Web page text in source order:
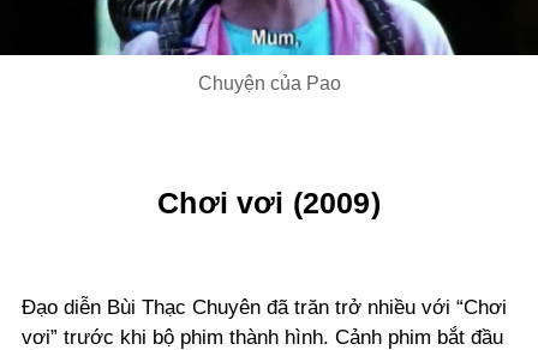
Video
Chuyện của Pao
Chơi vơi (2009)
Đạo diễn Bùi Thạc Chuyên đã trăn trở nhiều với “Chơi
vơi” trước khi bộ phim thành hình. Cảnh phim bắt đầu